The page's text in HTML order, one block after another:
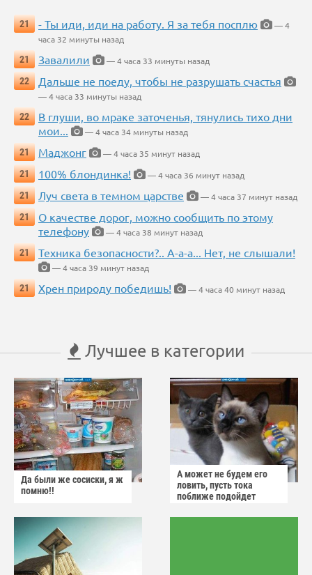
21 - Ты иди, иди на работу. Я за тебя посплю
— 4
часа 32 минуты назад
21
Завалили
— 4 часа 33 минуты назад
22
Дальше не поеду, чтобы не разрушать счастья
— 4 часа 33 минуты назад
22
В глуши, во мраке заточенья, тянулись тихо дни
мои...
— 4 часа 34 минуты назад
21
Маджонг
— 4 часа 35 минут назад
21
100% блондинка!
— 4 часа 36 минут назад
21
Луч света в темном царстве
— 4 часа 37 минут назад
21
О качестве дорог, можно сообщить по этому
телефону
— 4 часа 38 минут назад
21
Техника безопасности?.. А-а-а... Нет, не слышали!
— 4 часа 39 минут назад
21
Хрен природу победишь! — 4 часа 40 минут назад
Лучшее в категории
Да были же сосиски, я ж
помню!!
А может не будем его
ловить, пусть тока
поближе подойдет